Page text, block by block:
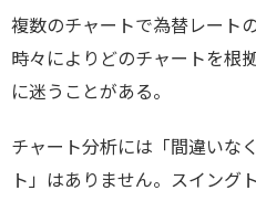
複数のチャートで為替レート
時々によりどのチャートを根
に迷うことがある。
チャート分析には「間違いな
ト」はありません。スイング